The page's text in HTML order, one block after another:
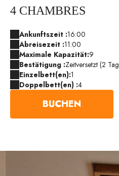
4 CHAMBRES
Ankunftszeit :16:00
Abreisezeit :11:00
Maximale Kapazität:9
Bestätigung :Zeitversetzt (2
Einzelbett(en):1
Doppelbett(en) :4
BUCHEN